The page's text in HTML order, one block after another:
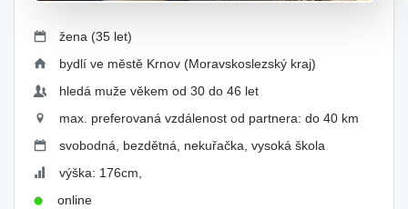
žena (35 let)
bydlí ve městě Krnov (Moravskoslezský kraj)
hledá muže věkem od 30 do 46 let
max. preferovaná vzdálenost od partnera: do 40 km
svobodná, bezdětná, nekuřačka, vysoká škola
výška: 176cm,
online